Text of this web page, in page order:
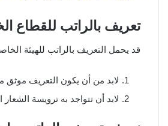
تعريف بالراتب للقطاع
قد يحمل التعريف بالراتب للهيئة
لابد من أن يكون التعريف موثق
لابد أن تتواجد به ترويسة